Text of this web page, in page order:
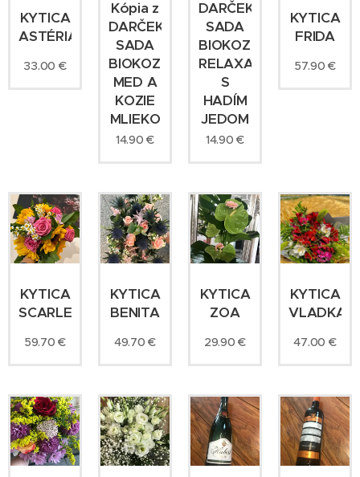
KYTICA
ASTÉRIA
33.00 €
Kópia z
DARČEKOVÁ
SADA
BIOKOZMETIKA
MED A
KOZIE
MLIEKO
14.90 €
DARČEKOVÁ
SADA
BIOKOZMETIKA
RELAXAČNÝ
S
HADÍM
JEDOM
14.90 €
KYTICA
FRIDA
57.90 €
KYTICA
SCARLETA
59.70 €
KYTICA
BENITA
49.70 €
KYTICA
ZOA
29.90 €
KYTICA
VLADKA
47.00 €